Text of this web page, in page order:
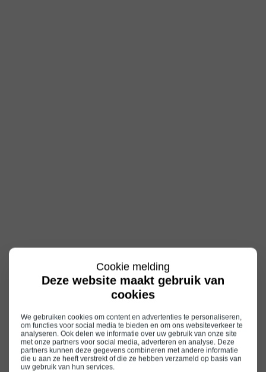
Cookie melding
Deze website maakt gebruik van
cookies
We gebruiken cookies om content en advertenties te personaliseren,
om functies voor social media te bieden en om ons websiteverkeer te
analyseren. Ook delen we informatie over uw gebruik van onze site
met onze partners voor social media, adverteren en analyse. Deze
partners kunnen deze gegevens combineren met andere informatie
die u aan ze heeft verstrekt of die ze hebben verzameld op basis van
uw gebruik van hun services.